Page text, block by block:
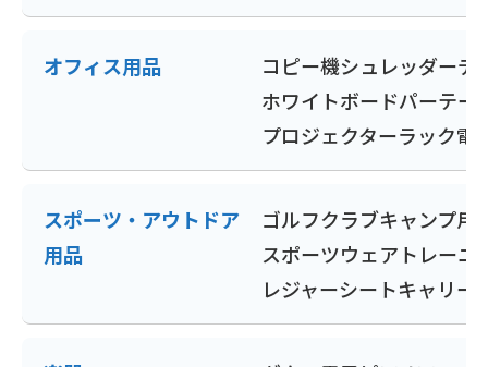
オフィス用品 コピー機シュレッダーデ
ホワイトボードパーテー
プロジェクターラック電
スポーツ・アウトドア
用品
ゴルフクラブキャンプ用
スポーツウェア トレーニ
レジャーシートキャリー